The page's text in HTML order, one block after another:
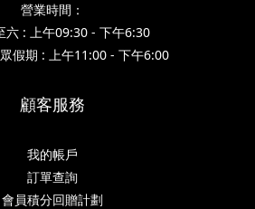
營業時間：
六 : 上午09:30 - 下午6:30
假期 : 上午11:00 - 下午6:00
顧客服務
我的帳戶
訂單查詢
會員積分回贈計劃